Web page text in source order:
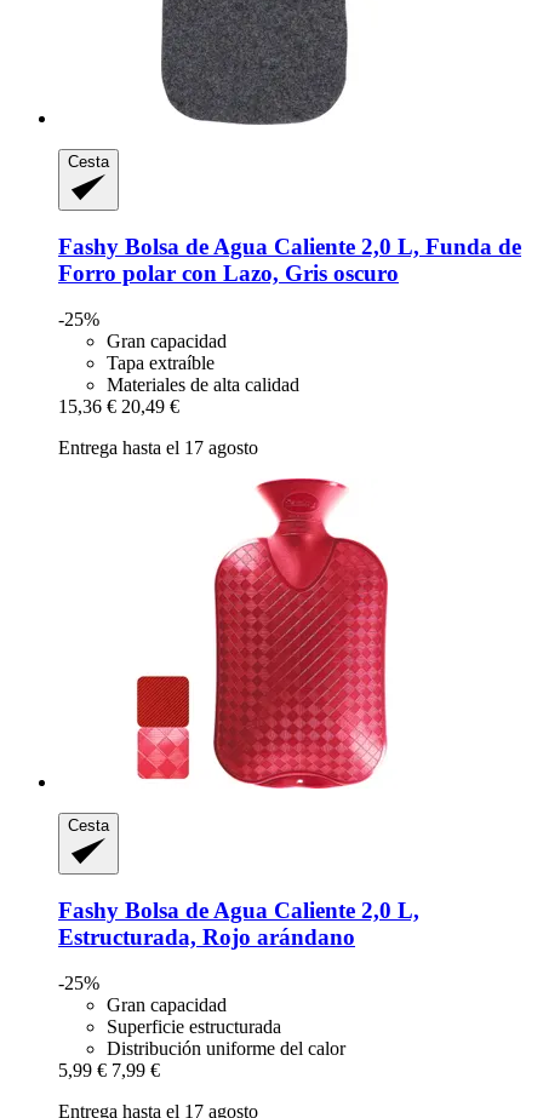
Cesta
Fashy Bolsa de Agua Caliente 2,0 L, Funda de
Forro polar con Lazo, Gris oscuro
-25%
Gran capacidad
Tapa extraíble
Materiales de alta calidad
15,36 € 20,49 €
Entrega hasta el 17 agosto
Cesta
Fashy Bolsa de Agua Caliente 2,0 L,
Estructurada, Rojo arándano
-25%
Gran capacidad
Superficie estructurada
Distribución uniforme del calor
5,99 € 7,99 €
Entrega hasta el 17 agosto